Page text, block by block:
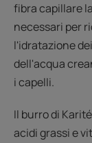
fibra capillare
necessari per
l'idratazione
dell'acqua
i capelli.
Il burro di
acidi grassi e